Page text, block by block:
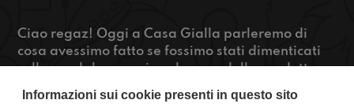
Ciao regaz! Oggi a Casa Gialla parleremo di
cosa avessimo fatto se fossimo stati dimenticati
sullo scuolabus e poi parleremo delle vendette
Restate connessi
Informazioni sui cookie presenti in questo sito